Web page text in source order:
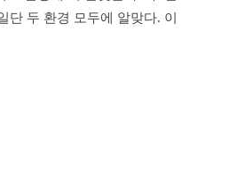
두 환경 모두에 알맞다. 이